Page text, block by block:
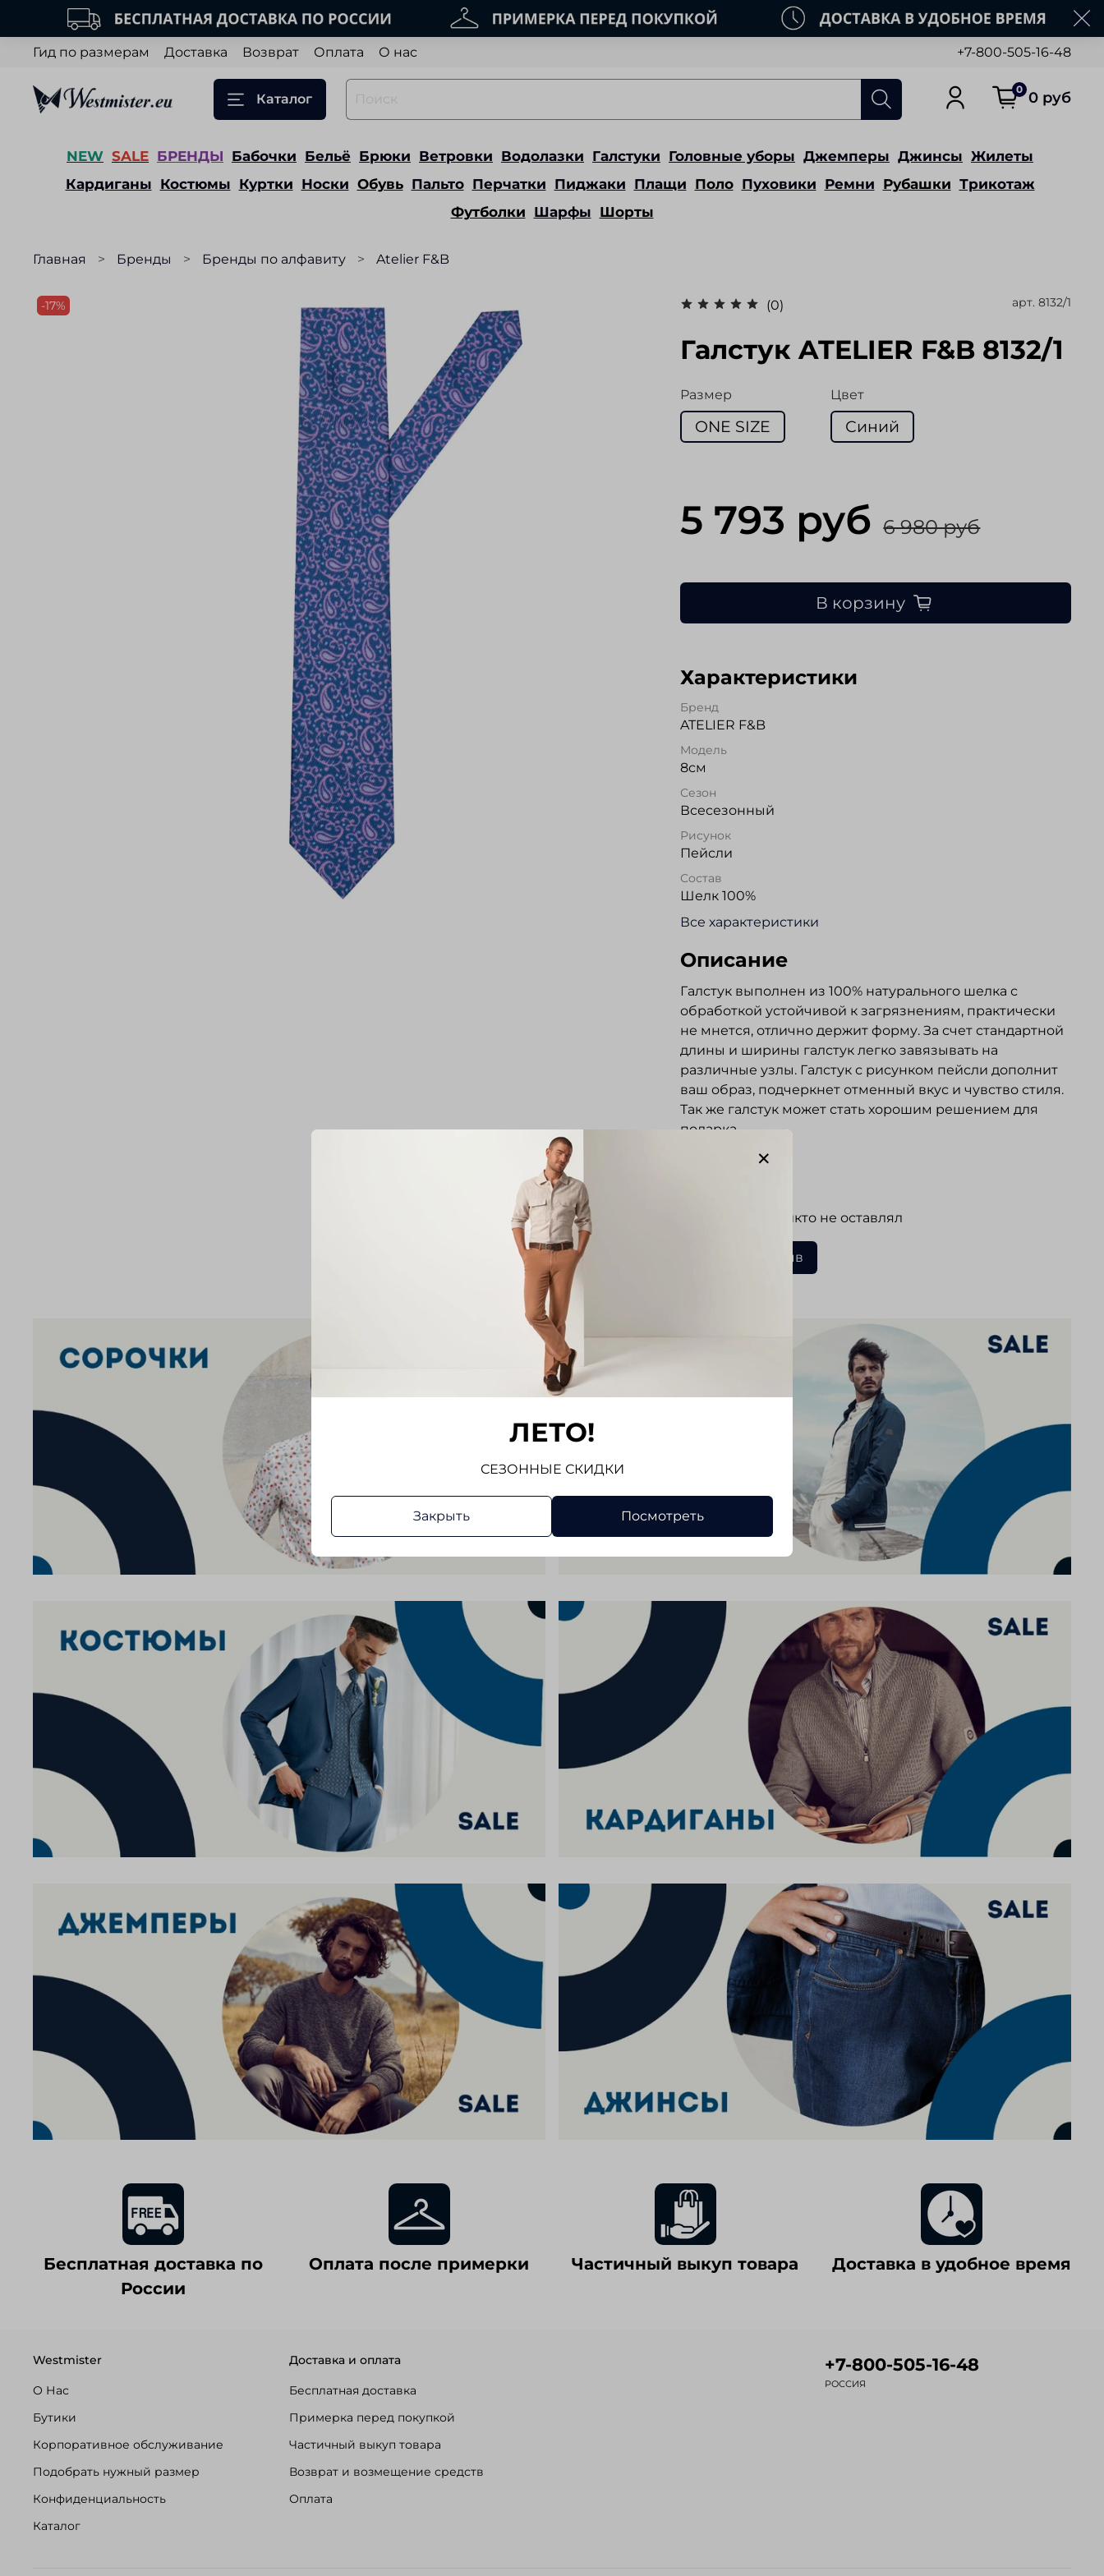
Гид по размерам Доставка Возврат Оплата О нас +7-800-505-16-48
Каталог
0 0 руб
NEW SALE БРЕНДЫ Бабочки Бельё Брюки Ветровки Водолазки Галстуки Головные уборы Джемперы Джинсы Жилеты
Кардиганы Костюмы Куртки Носки Обувь Пальто Перчатки Пиджаки Плащи Поло Пуховики Ремни Рубашки Трикотаж
Футболки Шарфы Шорты
Главная Бренды Бренды по алфавиту Atelier F&B
-17% (0) арт. 8132/1
Галстук ATELIER F&B 8132/1
Размер
ONE SIZE
Цвет
Синий
5 793 руб 6 980 руб
В корзину
Характеристики
Бренд
ATELIER F&B
Модель
8см
Сезон
Всесезонный
Рисунок
Пейсли
Состав
Шелк 100%
Все характеристики
Описание
Галстук выполнен из 100% натурального шелка с
обработкой устойчивой к загрязнениям, практически
не мнется, отлично держит форму. За счет стандартной
длины и ширины галстук легко завязывать на
различные узлы. Галстук с рисунком пейсли дополнит
ваш образ, подчеркнет отменный вкус и чувство стиля.
Так же галстук может стать хорошим решением для
подарка.
Отзывов еще никто не оставлял
Написать отзыв
Бесплатная доставка по
России
Оплата после примерки Частичный выкуп товара Доставка в удобное время
Westmister
О Нас
Бутики
Корпоративное обслуживание
Подобрать нужный размер
Конфиденциальность
Каталог
Доставка и оплата
Бесплатная доставка
Примерка перед покупкой
Частичный выкуп товара
Возврат и возмещение средств
Оплата
+7-800-505-16-48
РОССИЯ
ЛЕТО!
СЕЗОННЫЕ СКИДКИ
Закрыть Посмотреть